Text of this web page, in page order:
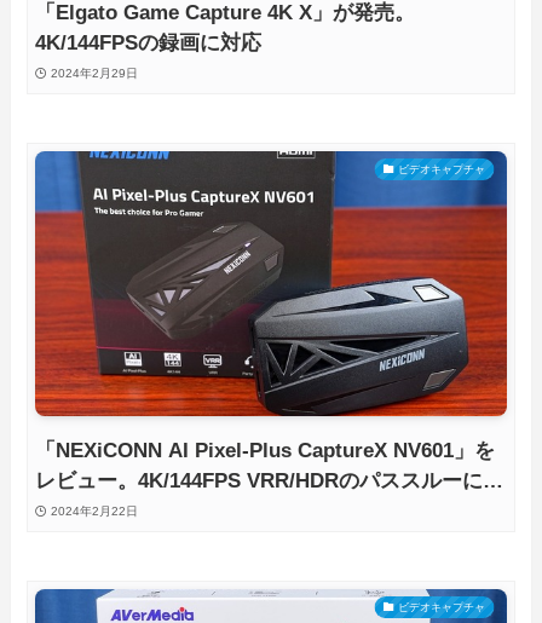
「Elgato Game Capture 4K X」が発売。
4K/144FPSの録画に対応
2024年2月29日
ビデオキャプチャ
「NEXiCONN AI Pixel-Plus CaptureX NV601」を
レビュー。4K/144FPS VRR/HDRのパススルーに加
えて、AI超解像機能も搭載！
2024年2月22日
ビデオキャプチャ